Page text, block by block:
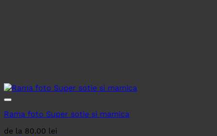
Rama foto Super sotie si mamica
de la 80.00 lei